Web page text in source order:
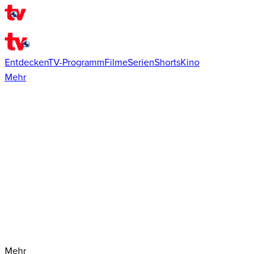
EntdeckenTV-ProgrammFilmeSerienShortsKino
Mehr
Mehr